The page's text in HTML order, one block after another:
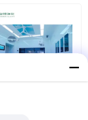
D'OPÉRATION